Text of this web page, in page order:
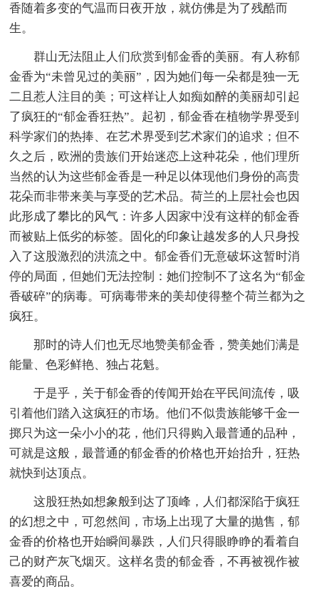
香随着多变的气温而日夜开放，就仿佛是为了残酷而
生。
群山无法阻止人们欣赏到郁金香的美丽。有人称郁
金香为“未曾见过的美丽”，因为她们每一朵都是独一无
二且惹人注目的美；可这样让人如痴如醉的美丽却引起
了疯狂的“郁金香狂热”。起初，郁金香在植物学界受到
科学家们的热捧、在艺术界受到艺术家们的追求；但不
久之后，欧洲的贵族们开始迷恋上这种花朵，他们理所
当然的认为这些郁金香是一种足以体现他们身份的高贵
花朵而非带来美与享受的艺术品。荷兰的上层社会也因
此形成了攀比的风气：许多人因家中没有这样的郁金香
而被贴上低劣的标签。固化的印象让越发多的人只身投
入了这股激烈的洪流之中。郁金香们无意破坏这暂时消
停的局面，但她们无法控制：她们控制不了这名为“郁金
香破碎”的病毒。可病毒带来的美却使得整个荷兰都为之
疯狂。
那时的诗人们也无尽地赞美郁金香，赞美她们满是
能量、色彩鲜艳、独占花魁。
于是乎，关于郁金香的传闻开始在平民间流传，吸
引着他们踏入这疯狂的市场。他们不似贵族能够千金一
掷只为这一朵小小的花，他们只得购入最普通的品种，
可就是这般，最普通的郁金香的价格也开始抬升，狂热
就快到达顶点。
这股狂热如想象般到达了顶峰，人们都深陷于疯狂
的幻想之中，可忽然间，市场上出现了大量的抛售，郁
金香的价格也开始瞬间暴跌，人们只得眼睁睁的看着自
己的财产灰飞烟灭。这样名贵的郁金香，不再被视作被
喜爱的商品。